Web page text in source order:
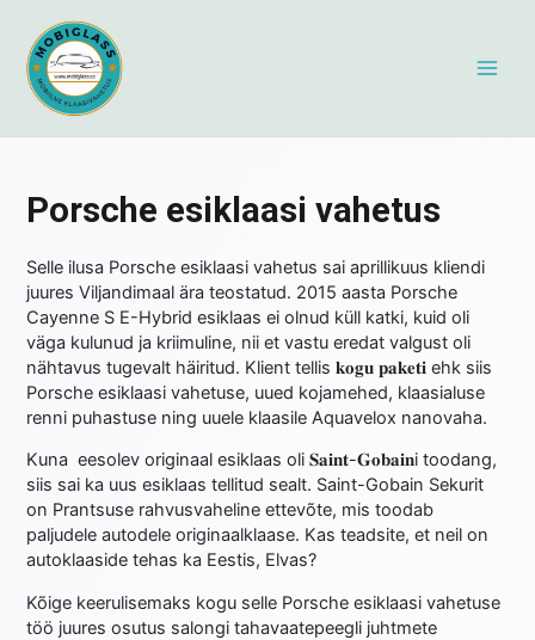
content
Porsche esiklaasi vahetus
Selle ilusa Porsche esiklaasi vahetus sai aprillikuus kliendi
juures Viljandimaal ära teostatud. 2015 aasta Porsche
Cayenne S E-Hybrid esiklaas ei olnud küll katki, kuid oli
väga kulunud ja kriimuline, nii et vastu eredat valgust oli
nähtavus tugevalt häiritud. Klient tellis 𝐤𝐨𝐠𝐮 𝐩𝐚𝐤𝐞𝐭𝐢 ehk siis
Porsche esiklaasi vahetuse, uued kojamehed, klaasialuse
renni puhastuse ning uuele klaasile Aquavelox nanovaha.
Kuna eesolev originaal esiklaas oli 𝐒𝐚𝐢𝐧𝐭-𝐆𝐨𝐛𝐚𝐢𝐧i toodang,
siis sai ka uus esiklaas tellitud sealt. Saint-Gobain Sekurit
on Prantsuse rahvusvaheline ettevõte, mis toodab
paljudele autodele originaalklaase. Kas teadsite, et neil on
autoklaaside tehas ka Eestis, Elvas?
Kõige keerulisemaks kogu selle Porsche esiklaasi vahetuse
töö juures osutus salongi tahavaatepeegli juhtmete